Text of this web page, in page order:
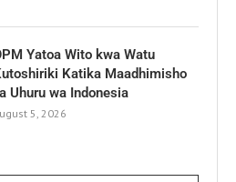
Yatoa Wito kwa Watu
Katika Maadhimisho
Uhuru wa Indonesia
5, 2026